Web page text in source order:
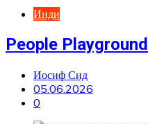
Инди
People Playground
Иосиф Сид
05.06.2026
0